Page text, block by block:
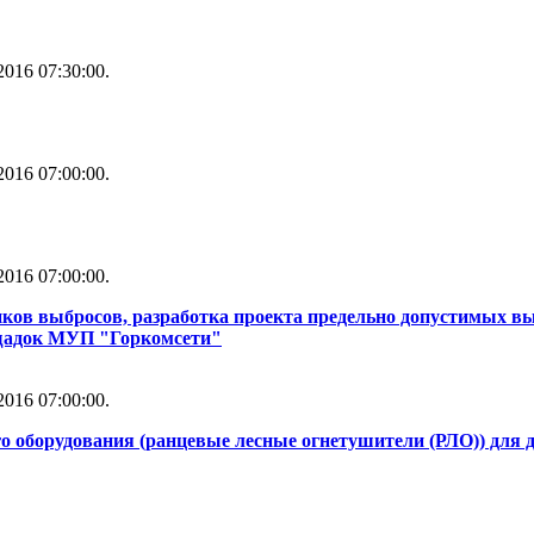
07:30:00.
07:00:00.
07:00:00.
выбросов, разработка проекта предельно допустимых
МУП "Горкомсети"
07:00:00.
оборудования (ранцевые лесные огнетушители (РЛО))